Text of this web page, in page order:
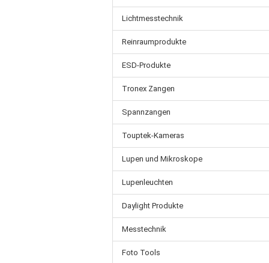
Lichtmesstechnik
Reinraumprodukte
ESD-Produkte
Tronex Zangen
Spannzangen
Touptek-Kameras
Lupen und Mikroskope
Lupenleuchten
Daylight Produkte
Messtechnik
Foto Tools